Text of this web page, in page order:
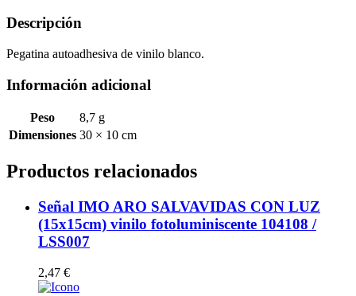
blanco
autoadhesivo
cantidad
Descripción
Pegatina autoadhesiva de vinilo blanco.
Información adicional
Peso
8,7 g
Dimensiones 30 × 10 cm
Productos relacionados
Señal IMO ARO SALVAVIDAS CON LUZ
(15x15cm) vinilo fotoluminiscente 104108 /
LSS007
2,47 €